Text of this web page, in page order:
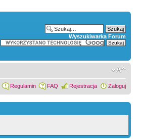
Wyszukiwarka Forum
Regulamin FAQ Rejestracja Zaloguj